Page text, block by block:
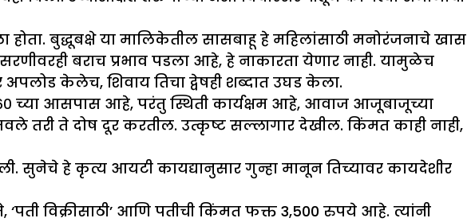
बुद्धूबक्षे या मालिकेतील सासबाहू हे महिलांसाठी मनोरंजनाचे खास
बराच प्रभाव पडला आहे, हे नाकारता येणार नाही. यामुळेच
केलेच, शिवाय तिचा द्वेषही शब्दात उघड केला.
च्या आसपास आहे, परंतु स्थिती कार्यक्षम आहे, आवाज आजूबाजूच्या
तरी ते दोष दूर करतील. उत्कृष्ट सल्लागार देखील. किंमत काही नाही,
सुनेचे हे कृत्य आयटी कायद्यानुसार गुन्हा मानून तिच्यावर कायदेशीर
विक्रीसाठी’ आणि पतीची किंमत फक्त 3,500 रुपये आहे. त्यांनी